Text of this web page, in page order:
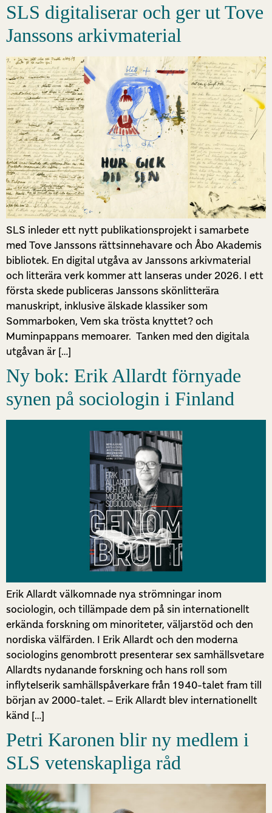
SLS digitaliserar och ger ut Tove
Janssons arkivmaterial
SLS inleder ett nytt publikationsprojekt i samarbete
med Tove Janssons rättsinnehavare och Åbo Akademis
bibliotek. En digital utgåva av Janssons arkivmaterial
och litterära verk kommer att lanseras under 2026. I ett
första skede publiceras Janssons skönlitterära
manuskript, inklusive älskade klassiker som
Sommarboken, Vem ska trösta knyttet? och
Muminpappans memoarer. Tanken med den digitala
utgåvan är […]
Ny bok: Erik Allardt förnyade
synen på sociologin i Finland
Erik Allardt välkomnade nya strömningar inom
sociologin, och tillämpade dem på sin internationellt
erkända forskning om minoriteter, väljarstöd och den
nordiska välfärden. I Erik Allardt och den moderna
sociologins genombrott presenterar sex samhällsvetare
Allardts nydanande forskning och hans roll som
inflytelserik samhällspåverkare från 1940-talet fram till
början av 2000-talet. – Erik Allardt blev internationellt
känd […]
Petri Karonen blir ny medlem i
SLS vetenskapliga råd